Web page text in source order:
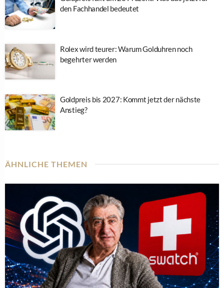
den Fachhandel bedeutet
Rolex wird teurer: Warum Golduhren noch
begehrter werden
Goldpreis bis 2027: Kommt jetzt der nächste
Anstieg?
ÄHNLICHE THEMEN